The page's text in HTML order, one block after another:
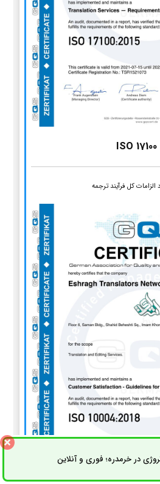
ISO 17100
الزامات کل فرآیند ترجمه
در خرمدره؛ فوری و آنلاینثبت سفارش